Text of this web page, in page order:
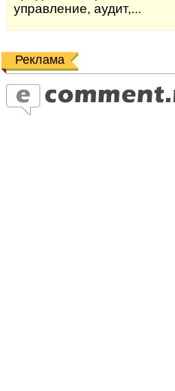
управление, аудит,...
Реклама